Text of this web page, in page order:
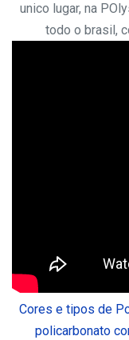
unico lugar, na
todo o brasil,
Cores e tipos de
policarbonato